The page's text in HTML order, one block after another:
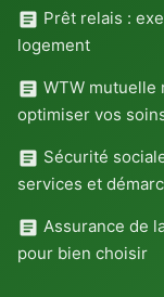
Prêt relais :
logement
WTW mutuelle
optimiser vos
Sécurité
services et
Assurance de
pour bien choisir